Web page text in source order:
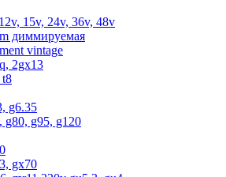
15v, 24v, 36v, 48v
диммируемая
vintage
2gx13
g6.35
g80, g95, g120
gx70